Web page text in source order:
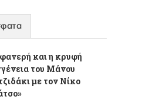
και η κρυφή
του Μάνου
με τον Νίκο